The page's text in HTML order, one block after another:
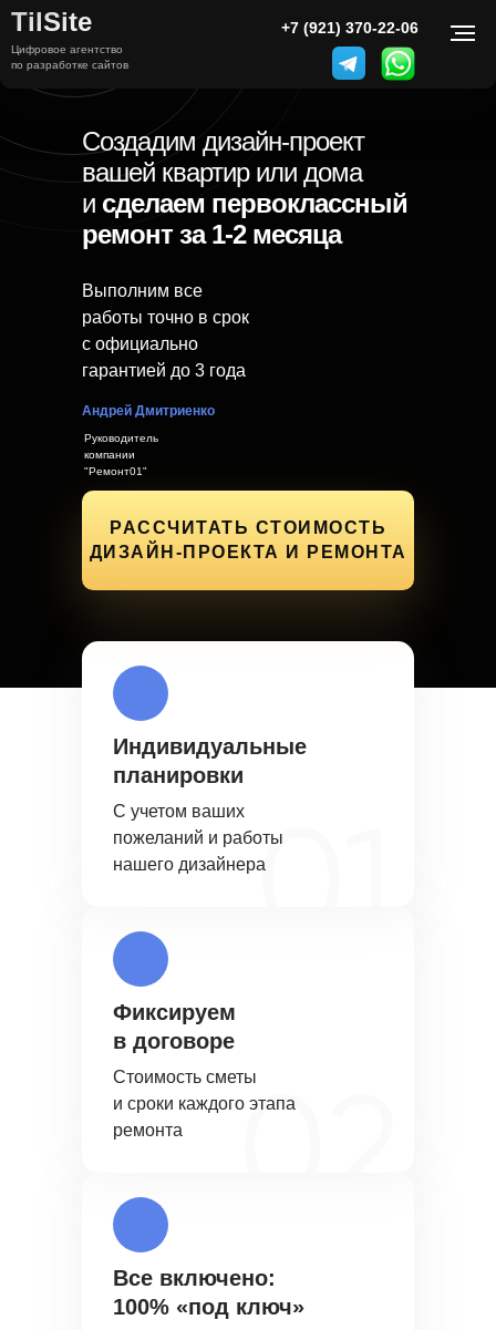
TilSite
Цифровое агентство
по разработке сайтов
+7 (921) 370-22-06
Выполним все
работы точно в срок
с официально
гарантией до 3 года
+7 (499) 000-00-00
Дизайн интерьеров и ремонт
Индивидуальные
планировки
С учетом ваших
пожеланий и работы
нашего дизайнера
Фиксируем
в договоре
Стоимость сметы
и сроки каждого этапа
ремонта
Все включено:
100% «под ключ»
Создадим дизайн-проект
вашей квартир или дома
и сделаем первоклассный
ремонт за 1-2 месяца
РАССЧИТАТЬ СТОИМОСТЬ
ДИЗАЙН-ПРОЕКТА И РЕМОНТА
Руководитель
компании
"Ремонт01"
Андрей Дмитриенко